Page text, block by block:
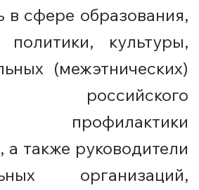
в сфере образования,
культуры,
(межэтнических)
российского
профилактики
, а также руководители
организаций,